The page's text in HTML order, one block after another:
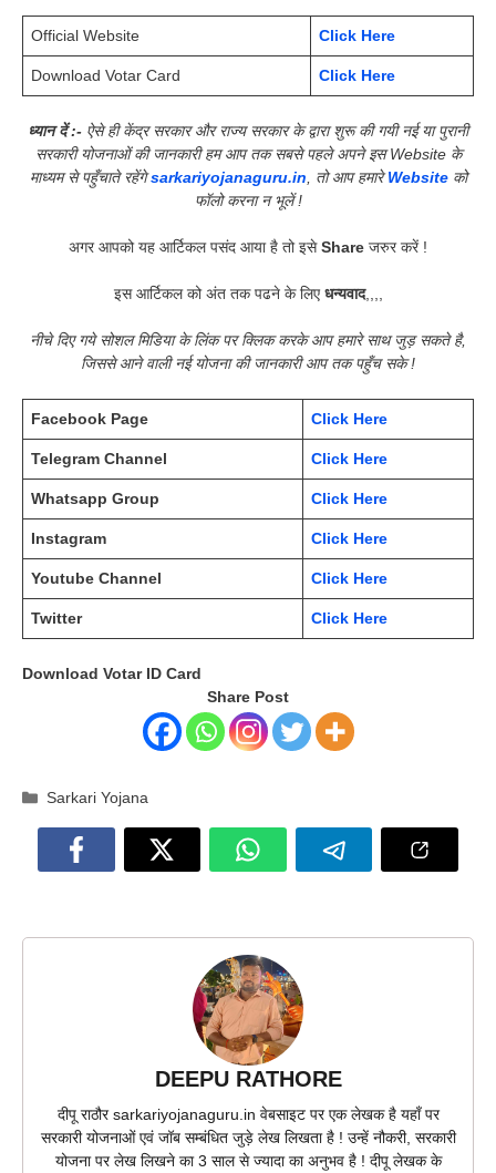
Official Website Click Here
Download Votar Card Click Here
ध्यान दें :- ऐसे ही केंद्र सरकार और राज्य सरकार के द्वारा शुरू की गयी नई या पुरानी
सरकारी योजनाओं की जानकारी हम आप तक सबसे पहले अपने इस Website के
माध्यम से पहुँचाते रहेंगेsarkariyojanaguru.in , तो आप हमारेWebsiteको
फॉलो करना न भूलें !
अगर आपको यह आर्टिकल पसंद आया है तो इसेShare जरुर करें !
इस आर्टिकल को अंत तक पढने के लिएधन्यवाद,,,,
नीचे दिए गये सोशल मिडिया के लिंक पर क्लिक करके आप हमारे साथ जुड़ सकते है,
जिससे आने वाली नई योजना की जानकारी आप तक पहुँच सके !
Facebook Page Click Here
Telegram Channel Click Here
Whatsapp Group Click Here
Instagram Click Here
Youtube Channel Click Here
Twitter Click Here
Download Votar ID Card
Share Post
Categories
Sarkari Yojana
DEEPU RATHORE
दीपू राठौर sarkariyojanaguru.in वेबसाइट पर एक लेखक है यहाँ पर
सरकारी योजनाओं एवं जॉब सम्बंधित जुड़े लेख लिखता है ! उन्हें नौकरी, सरकारी
योजना पर लेख लिखने का 3 साल से ज्यादा का अनुभव है ! दीपू लेखक के